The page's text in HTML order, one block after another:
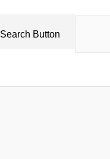
Search Button